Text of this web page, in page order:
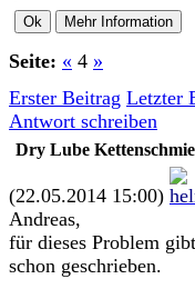
Seite: « 4 »
Erster Beitrag Letzter
Antwort schreiben
Dry Lube
(22.05.2014 15:00)
Andreas,
für dieses Problem
schon geschrieben.